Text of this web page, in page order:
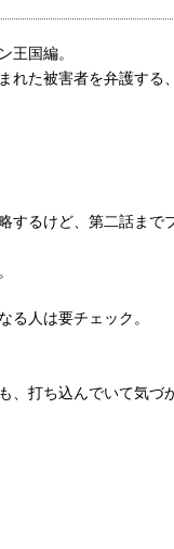
王国編。
た被害者を弁護する
するけど、第二話まで
る人は要チェック。
打ち込んでいて気づ